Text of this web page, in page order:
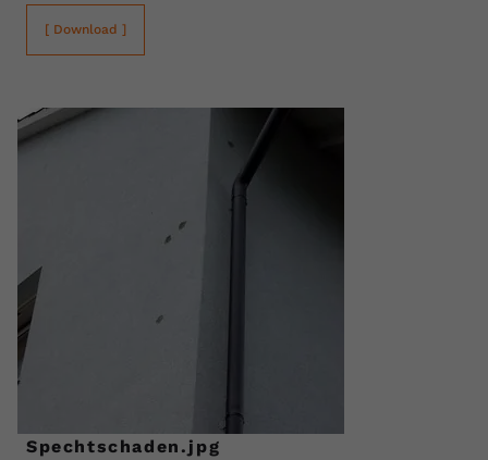
[ Download ]
Spechtschaden.jpg